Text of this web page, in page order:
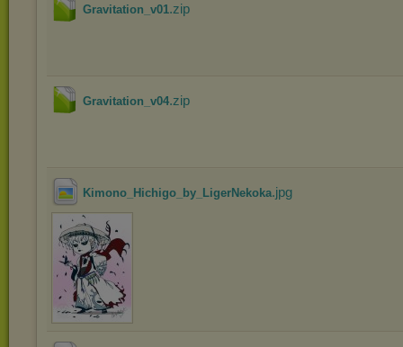
Gravitation_v01.zip
Gravitation_v04.zip
Kimono_Hichigo_by_LigerNekoka.jpg